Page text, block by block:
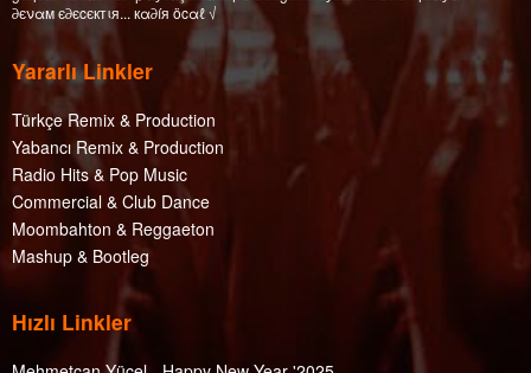
∂єναм є∂єcєктιя... кα∂íя öcαℓ √
Yararlı Linkler
Türkçe Remix & Production
Yabancı Remix & Production
Radio Hits & Pop Music
Commercial & Club Dance
Moombahton & Reggaeton
Mashup & Bootleg
Hızlı Linkler